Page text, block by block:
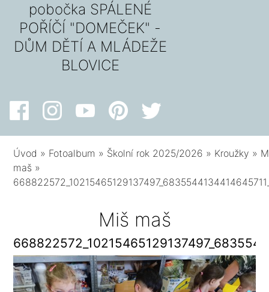
pobočka SPÁLENÉ
POŘÍČÍ "DOMEČEK" -
DŮM DĚTÍ A MLÁDEŽE
BLOVICE
Úvod » Fotoalbum » Školní rok 2025/2026 » Kroužky »
maš »
Miš maš